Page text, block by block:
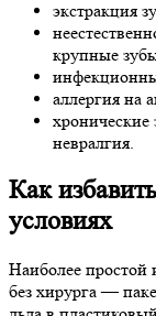
экстракция
крупные
аллергия на
невралгия.
Как
условиях
Наиболее простой
без хирурга —